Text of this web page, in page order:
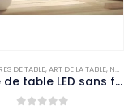
,NON-PALETTISABLE
DE TABLE,ART DE LA TABLE, NON-PALETTISABLE
Lampe de table LED sans fil blanche à intensité variable Securit Feline avec câble de chargement magnétique